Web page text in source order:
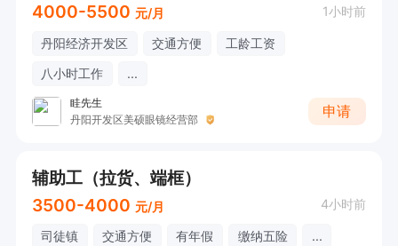
4000-5500 元/月 1小时前
丹阳经济开发区 交通方便
工龄工资
八小时工作
...
眭先生
丹阳开发区美硕眼镜经营部
申请
辅助工（拉货、端框）
3500-4000 元/月 4小时前
司徒镇 交通方便 有年假 缴纳五险 ...